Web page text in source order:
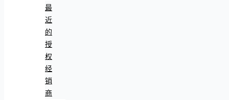
最
近
的
授
权
经
销
商